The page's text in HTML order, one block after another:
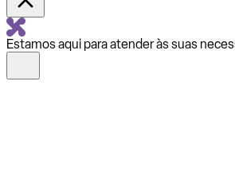
Estamos aqui para atender às suas